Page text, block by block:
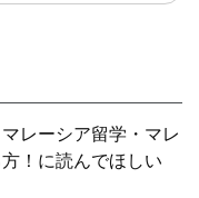
レーシア留学・マレ
！に読んでほしい